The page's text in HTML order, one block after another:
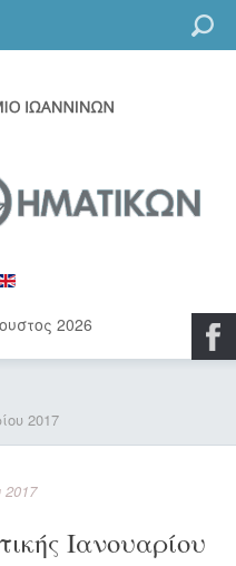
2026
2017
2017
Ιανουαρίου